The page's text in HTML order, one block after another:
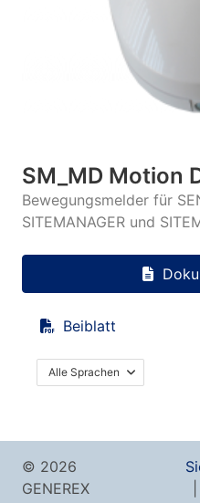
SM_MD Motion
Bewegungsmelder für
SITEMANAGER und
Beiblatt
Alle Sprachen
© 2026
GENEREX